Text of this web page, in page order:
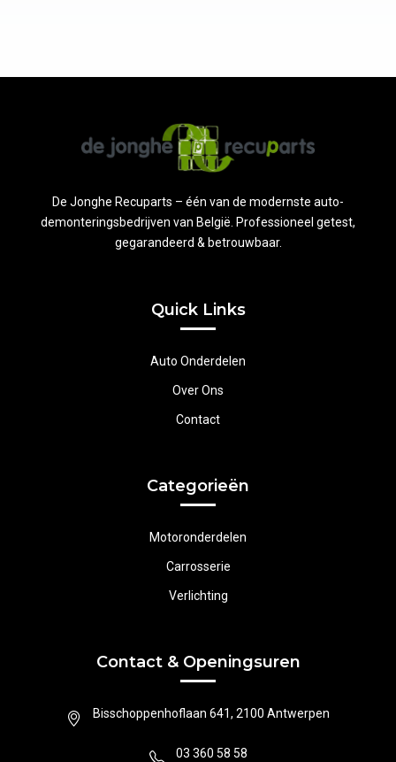
De Jonghe Recuparts – één van de modernste auto-
demonteringsbedrijven van België. Professioneel getest,
gegarandeerd & betrouwbaar.
Quick Links
Auto Onderdelen
Over Ons
Contact
Categorieën
Motoronderdelen
Carrosserie
Verlichting
Contact & Openingsuren
Bisschoppenhoflaan 641, 2100 Antwerpen
03 360 58 58